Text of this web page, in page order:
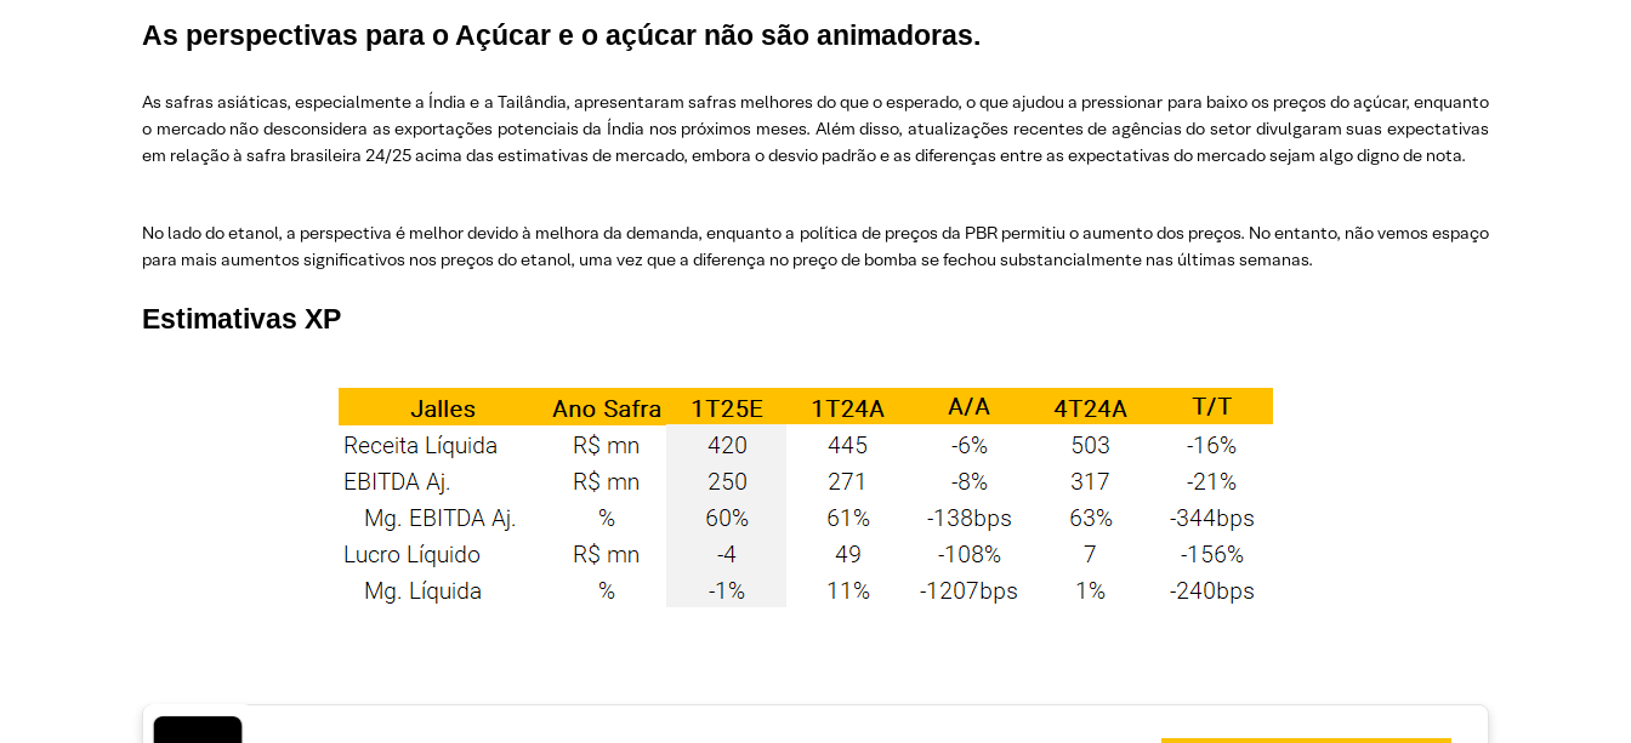
As perspectivas para o Açúcar e o açúcar não são animadoras.
As safras asiáticas, especialmente a Índia e a Tailândia, apresentaram safras melhores do que o esperado, o que ajudou a pressionar para baixo os preços do açúcar, enquanto
o mercado não desconsidera as exportações potenciais da Índia nos próximos meses. Além disso, atualizações recentes de agências do setor divulgaram suas expectativas
em relação à safra brasileira 24/25 acima das estimativas de mercado, embora o desvio padrão e as diferenças entre as expectativas do mercado sejam algo digno de nota.
No lado do etanol, a perspectiva é melhor devido à melhora da demanda, enquanto a política de preços da PBR permitiu o aumento dos preços. No entanto, não vemos espaço
para mais aumentos significativos nos preços do etanol, uma vez que a diferença no preço de bomba se fechou substancialmente nas últimas semanas.
Estimativas XP